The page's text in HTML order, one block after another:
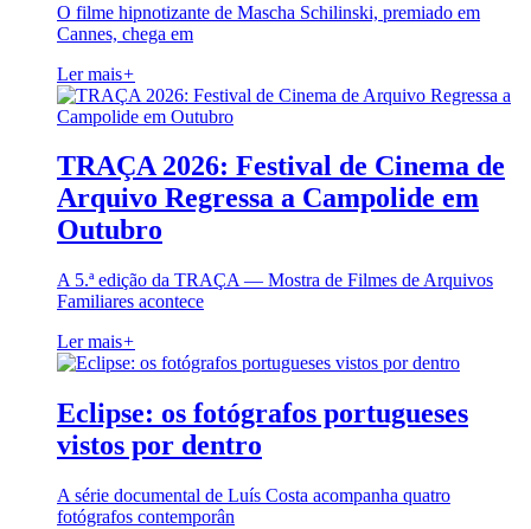
O filme hipnotizante de Mascha Schilinski, premiado em
Cannes, chega em
Ler mais+
TRAÇA 2026: Festival de Cinema de
Arquivo Regressa a Campolide em
Outubro
A 5.ª edição da TRAÇA — Mostra de Filmes de Arquivos
Familiares acontece
Ler mais+
Eclipse: os fotógrafos portugueses
vistos por dentro
A série documental de Luís Costa acompanha quatro
fotógrafos contemporân